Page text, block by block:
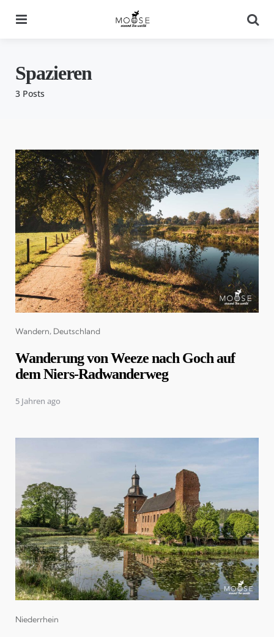
3 Posts
Spazieren
Categories
Wandern Deutschland
Wanderung von Weeze nach Goch auf
dem Niers-Radwanderweg
5 Jahren ago
Categories
Niederrhein